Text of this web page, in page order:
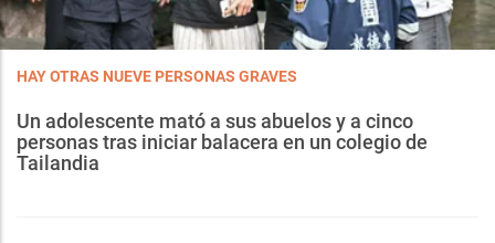
HAY OTRAS NUEVE PERSONAS GRAVES
Un adolescente mató a sus abuelos y a cinco
personas tras iniciar balacera en un colegio de
Tailandia